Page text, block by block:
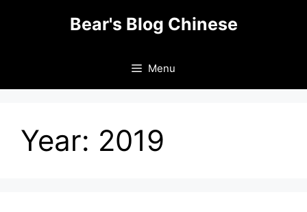
Bear's Blog Chinese
Menu
Year: 2019